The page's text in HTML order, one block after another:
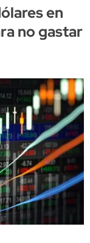
en
no gastar